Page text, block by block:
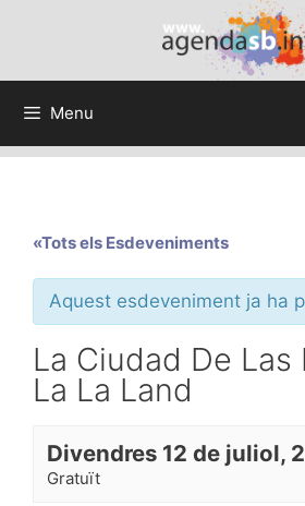
Menu
«Tots els Esdeveniments
Aquest esdeveniment ja ha
La Ciudad De Las
La La Land
Divendres 12 de juliol,
Gratuït